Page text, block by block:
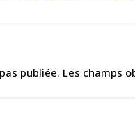
publiée. Les champs